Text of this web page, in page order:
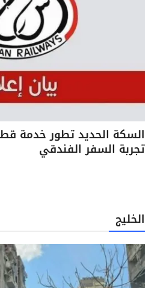
السكة الحديد تطور خدمة
تجربة السفر الفندقي
الخليج